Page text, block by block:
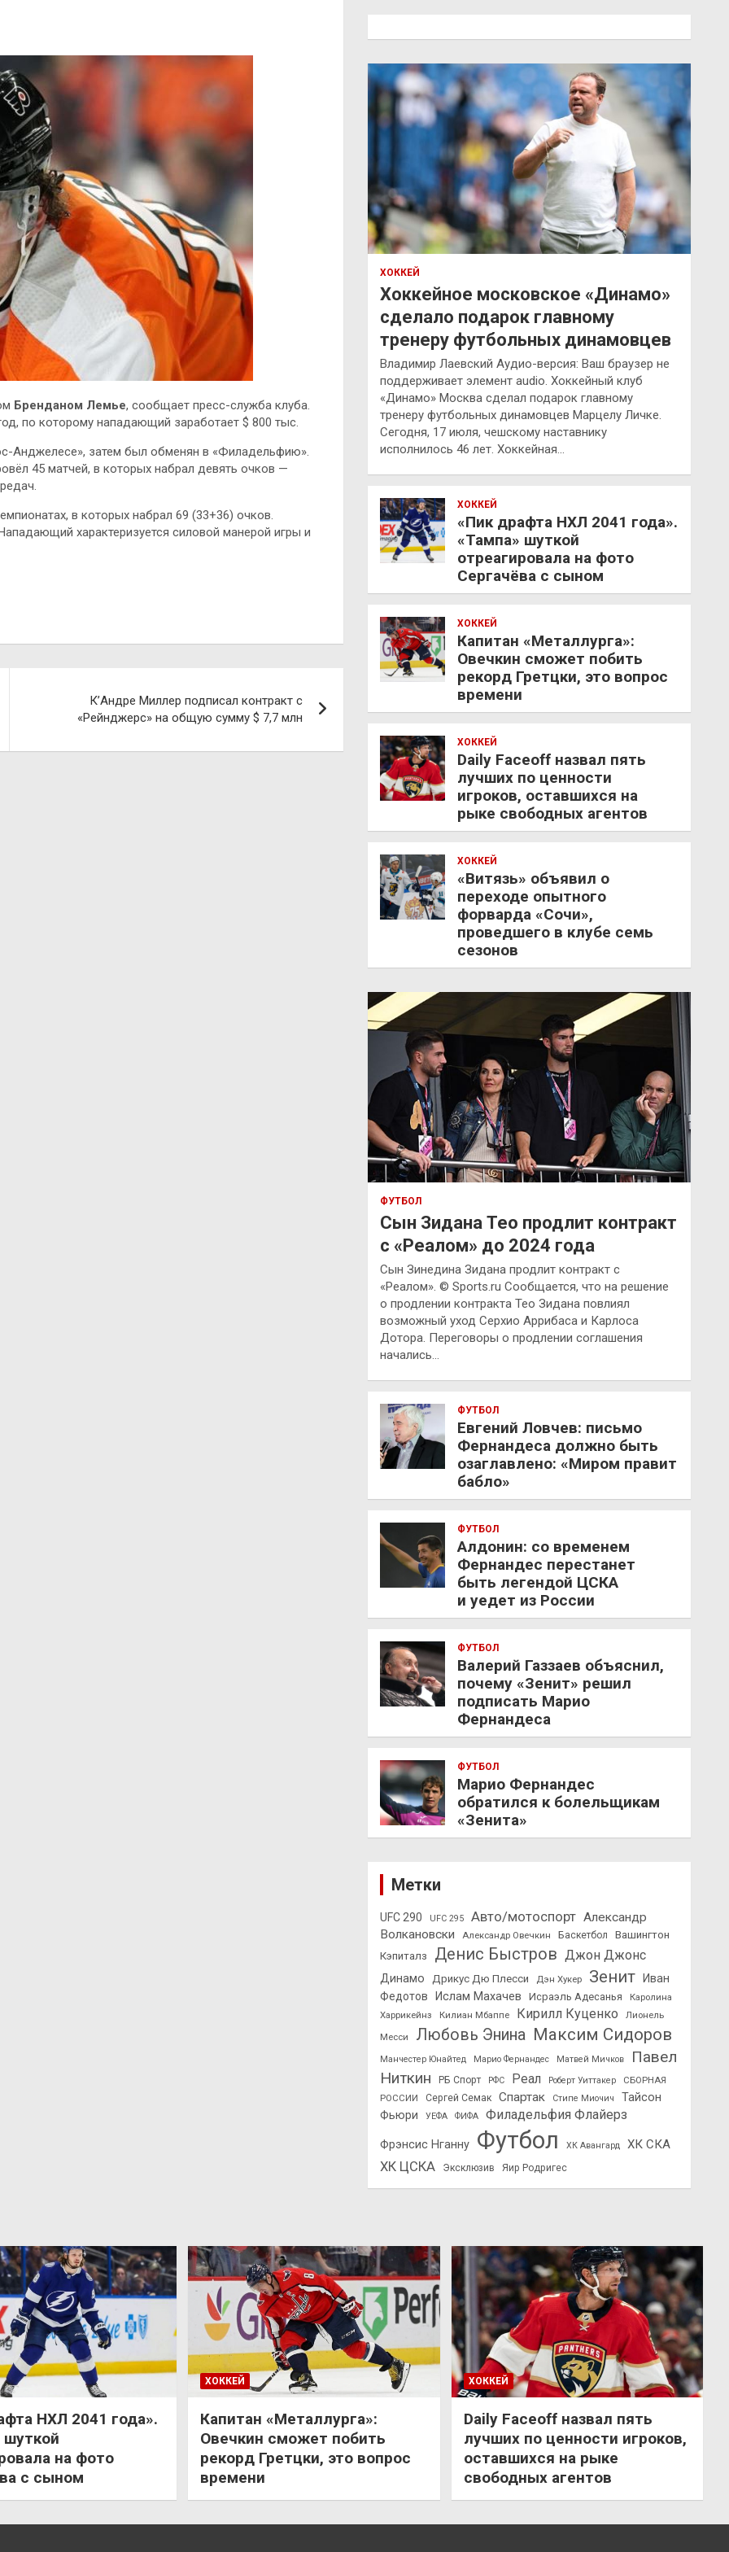
Бренданом Лемье, сообщает пресс-служба клуба.
по которому нападающий заработает $ 800 тыс.
Анджелесе», затем был обменян в «Филадельфию».
45 матчей, в которых набрал девять очков —
в которых набрал 69 (33+36) очков.
характеризуется силовой манерой игры и
К’Андре Миллер подписал контракт с
«Рейнджерс» на общую сумму $ 7,7 млн
ХОККЕЙ
Хоккейное московское «Динамо»
сделало подарок главному
тренеру футбольных динамовцев
Владимир Лаевский Аудио-версия: Ваш браузер не
поддерживает элемент audio. Хоккейный клуб
«Динамо» Москва сделал подарок главному
тренеру футбольных динамовцев Марцелу Личке.
Сегодня, 17 июля, чешскому наставнику
исполнилось 46 лет. Хоккейная…
ХОККЕЙ
«Пик драфта НХЛ 2041 года».
«Тампа» шуткой
отреагировала на фото
Сергачёва с сыном
ХОККЕЙ
Капитан «Металлурга»:
Овечкин сможет побить
рекорд Гретцки, это вопрос
времени
ХОККЕЙ
Daily Faceoff назвал пять
лучших по ценности
игроков, оставшихся на
рыке свободных агентов
ХОККЕЙ
«Витязь» объявил о
переходе опытного
форварда «Сочи»,
проведшего в клубе семь
сезонов
ФУТБОЛ
Сын Зидана Тео продлит контракт
с «Реалом» до 2024 года
Сын Зинедина Зидана продлит контракт с
«Реалом». © Sports.ru Сообщается, что на решение
о продлении контракта Тео Зидана повлиял
возможный уход Серхио Аррибаса и Карлоса
Дотора. Переговоры о продлении соглашения
начались…
ФУТБОЛ
Евгений Ловчев: письмо
Фернандеса должно быть
озаглавлено: «Миром правит
бабло»
ФУТБОЛ
Алдонин: со временем
Фернандес перестанет
быть легендой ЦСКА
и уедет из России
ФУТБОЛ
Валерий Газзаев объяснил,
почему «Зенит» решил
подписать Марио
Фернандеса
ФУТБОЛ
Марио Фернандес
обратился к болельщикам
«Зенита»
Метки
UFC 290 UFC 295 Авто/мотоспорт Александр
Волкановски
Александр Овечкин Баскетбол
Вашингтон
Кэпиталз
Денис Быстров Джон Джонс
Динамо Дрикус Дю Плесси Дэн Хукер Зенит
Иван
Федотов
Ислам Махачев Исраэль Адесанья
Каролина
Харрикейнз
Килиан Мбаппе Кирилл Куценко
Лионель
Месси
Любовь Энина Максим Сидоров
Манчестер Юнайтед Марио Фернандес Матвей Мичков
Павел
Ниткин
РБ Спорт РФС Реал Роберт Уиттакер
СБОРНАЯ
РОССИИ
Сергей Семак Спартак Стипе Миочич
Тайсон
Фьюри
УЕФА ФИФА Филадельфия Флайерз
Фрэнсис Нганну Футбол ХК Авангард ХК СКА
ХК ЦСКА Эксклюзив Яир Родригес
НХЛ 2041 года».
шуткой
на фото
с сыном
ХОККЕЙ
Капитан «Металлурга»:
Овечкин сможет побить
рекорд Гретцки, это вопрос
времени
ХОККЕЙ
Daily Faceoff назвал пять
лучших по ценности игроков,
оставшихся на рыке
свободных агентов